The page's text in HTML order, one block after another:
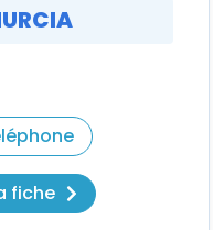
fiche